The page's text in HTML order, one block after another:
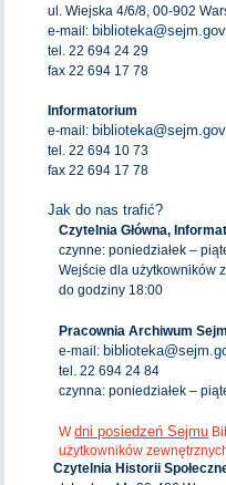
ul. Wiejska 4/6/8, 00-902
e-mail:
tel. 22 694 24 29
fax 22 694 17 78
Informatorium
e-mail:
tel. 22 694 10 73
fax 22 694 17 78
Jak do nas trafić?
Czytelnia Główna,
czynne: poniedziałek –
Wejście dla użytkowników
do godziny 18:00
Pracownia Archiwum
e-mail:
tel. 22 694 24 84
czynna: poniedziałek –
Wdni posiedzeń Sejmu
użytkowników
Czytelnia Historii